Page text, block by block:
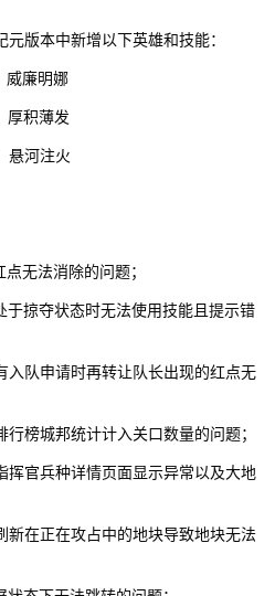
版本中新增以下英雄和技能：
威廉明娜
厚积薄发
悬河注火
无法消除的问题；
于掠夺状态时无法使用技能且提示错
入队申请时再转让队长出现的红点无
榜城邦统计计入关口数量的问题；
挥官兵种详情页面显示异常以及大地
新在正在攻占中的地块导致地块无法